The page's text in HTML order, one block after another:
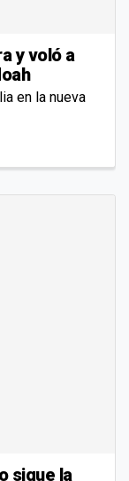
y voló a
en la nueva
sigue la